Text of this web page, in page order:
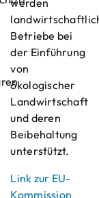
werden
Betriebe bei
der Einführung
von
ökologischer
Landwirtschaft
und deren
Beibehaltung
unterstützt.
Link zur EU-
Kommission